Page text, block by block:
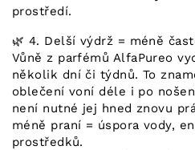
prostředí.
🌿 4. Delší výdrž = méně
Vůně z parfémů AlfaPureo
několik dní či týdnů. To
oblečení voní déle i po
není nutné jej hned znovu
méně praní = úspora vody,
prostředků.